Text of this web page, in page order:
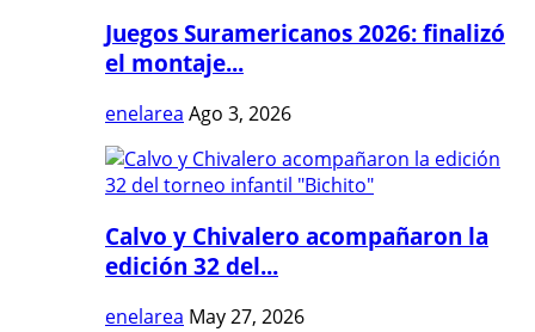
Juegos Suramericanos 2026: finalizó
el montaje...
enelarea Ago 3, 2026
Calvo y Chivalero acompañaron la
edición 32 del...
enelarea May 27, 2026